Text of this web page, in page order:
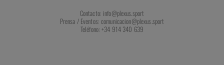
Contacto: info@plexus.sport
Prensa / Eventos: comunicacion@plexus.sport
Teléfono: +34 914 340 639